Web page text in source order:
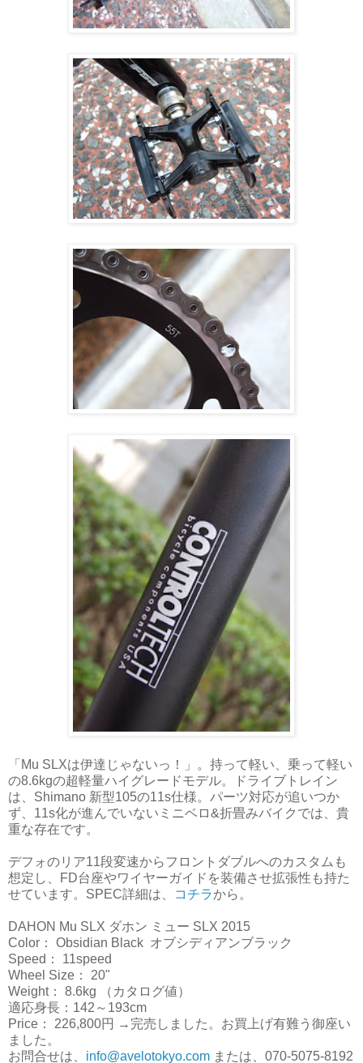
「Mu SLXは伊達じゃないっ！」。持って軽い、乗って軽い
の8.6kgの超軽量ハイグレードモデル。ドライブトレイン
は、Shimano 新型105の11s仕様。パーツ対応が追いつか
ず、11s化が進んでいないミニベロ&折畳みバイクでは、貴
重な存在です。
デフォのリア11段変速からフロントダブルへのカスタムも
想定し、FD台座やワイヤーガイドを装備させ拡張性も持た
せています。SPEC詳細は、
コチラから。
DAHON Mu SLX ダホン ミュー SLX 2015
Color： Obsidian Black オブシディアンブラック
Speed： 11speed
Wheel Size： 20"
Weight： 8.6kg （カタログ値）
適応身長：142～193cm
Price： 226,800円 →完売しました。お買上げ有難う御座い
ました。
お問合せは、 info@avelotokyo.com または、070-5075-8192